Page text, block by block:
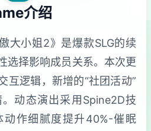
介绍
大小姐2》是爆款SLG的续
选择影响成员关系。本次更
互逻辑，新增的“社团活动”
动态演出采用Spine2D技
动作细腻度提升40%-催眠